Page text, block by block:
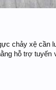
chảy xệ cần
hỗ trợ